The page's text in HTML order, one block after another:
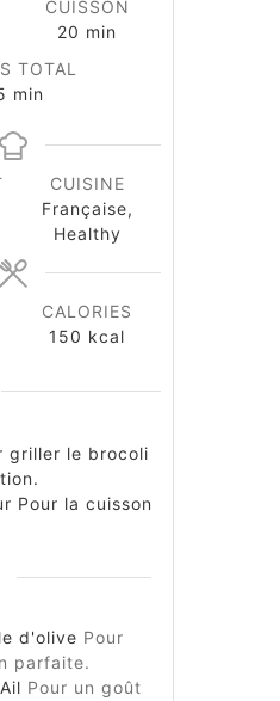
CUISSON
20 minutes
min
TOTAL
minutes
min
CUISINE
Française,
Healthy
CALORIES
150 kcal
griller le brocoli
Pour la cuisson
d'olive Pour
parfaite.
Ail Pour un goût